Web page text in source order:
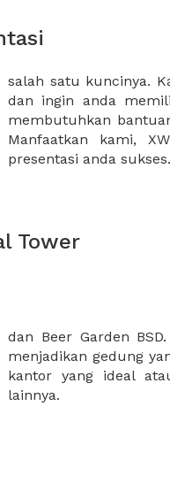
presentasi anda sukses.
Tower
lainnya.